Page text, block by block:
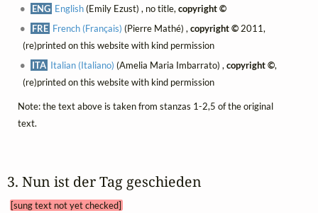
ENG English(Emily Ezust) , no title,copyright ©
FRE French (Français) (Pierre Mathé) ,copyright © 2011,
(re)printed on this website with kind permission
ITA Italian (Italiano) (Amelia Maria Imbarrato) ,copyright ©,
(re)printed on this website with kind permission
Note: the text above is taken from stanzas 1-2,5 of the original
text.
3. Nun ist der Tag geschieden
[sung text not yet checked]